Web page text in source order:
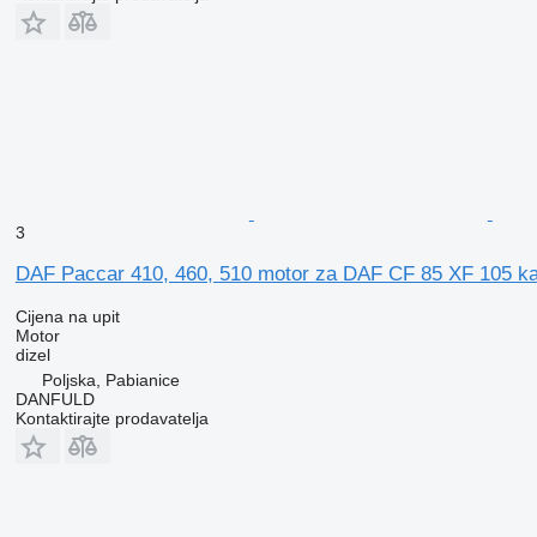
3
DAF Paccar 410, 460, 510 motor za DAF CF 85 XF 105
Cijena na upit
Motor
dizel
Poljska, Pabianice
DANFULD
Kontaktirajte prodavatelja